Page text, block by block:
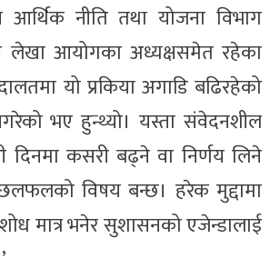
आर्थिक नीति तथा योजना विभाग
लेखा आयोगका अध्यक्षसमेत रहेका
यो प्रकिया अगाडि बढिरहेको
भए हुन्थ्यो। यस्ता संवेदनशील
दिनमा कसरी बढ्ने वा निर्णय लिने
छलफलको विषय बन्छ। हरेक मुद्दामा
मात्र भनेर सुशासनको एजेन्डालाई